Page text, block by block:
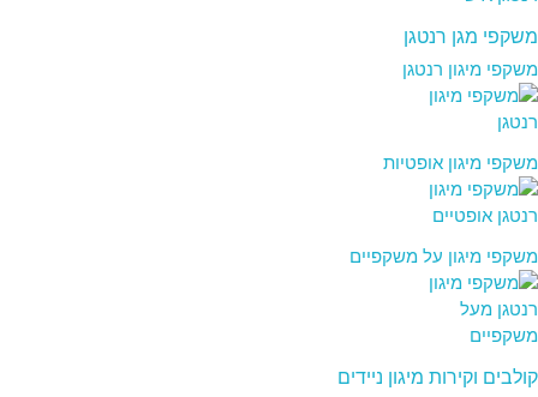
משקפי מגן רנטגן
משקפי מיגון רנטגן
משקפי מיגון אופטיות
משקפי מיגון על משקפיים
קולבים וקירות מיגון ניידים